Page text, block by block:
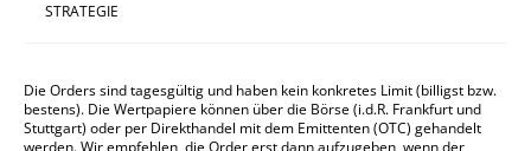
STRATEGIE
Die Orders sind tagesgültig und haben kein konkretes Limit (billigst bzw.
bestens). Die Wertpapiere können über die Börse (i.d.R. Frankfurt und
Stuttgart) oder per Direkthandel mit dem Emittenten (OTC) gehandelt
werden. Wir empfehlen, die Order erst dann aufzugeben, wenn der